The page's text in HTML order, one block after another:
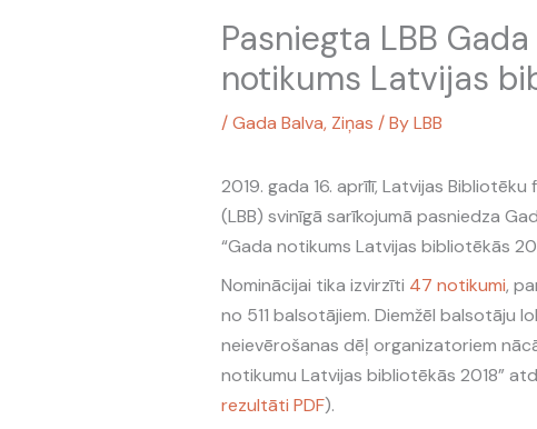
Pasniegta LBB
notikums Latvijas
/Gada Balva, Ziņas / ByLBB
2019. gada 16. aprīlī, Latvijas
(LBB) svinīgā sarīkojumā pasniedza
“Gada notikums Latvijas bibliotēkās
Nominācijai tika izvirzīti 47 notikumi,
no 511 balsotājiem. Diemžēl balsotāju
neievērošanas dēļ organizatoriem
notikumu Latvijas bibliotēkās 2018”
rezultāti PDF).